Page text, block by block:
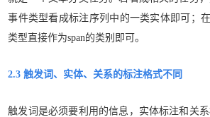
事件类型看成标注序列中的一类实体即可；
类型直接作为span的类别即可。
2.3 触发词、实体、关系的标注格式不同
触发词是必须要利用的信息，实体标注和关